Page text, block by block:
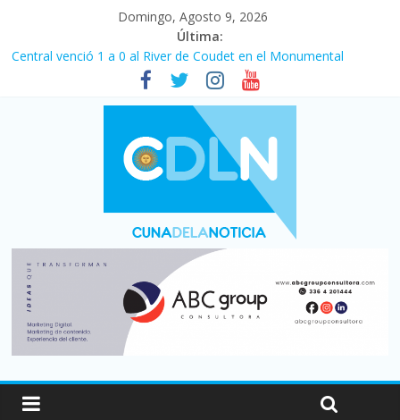
Domingo, Agosto 9, 2026
Última:
Central venció 1 a 0 al River de Coudet en el Monumental
La morosidad alcanzó su nivel más alto en dos décadas y ya
afecta a 400 mil deudores en Santa Fe
Desde que asumió Milei cerraron 41.000 kioscos: el sector
denuncia crisis como en 2001
Vacaciones de invierno con más movimiento y consumo
turístico: 4,6 millones de personas viajaron por el país, un 5,9%
Fuerte caída de la venta de autos usados en julio: bajó un 12,6%